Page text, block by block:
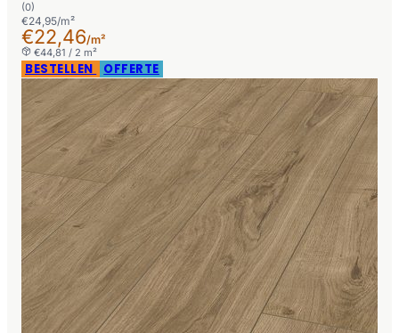
(0)
€24,95/m²
€22,46/m²
€44,81 / 2 m²
BESTELLEN OFFERTE